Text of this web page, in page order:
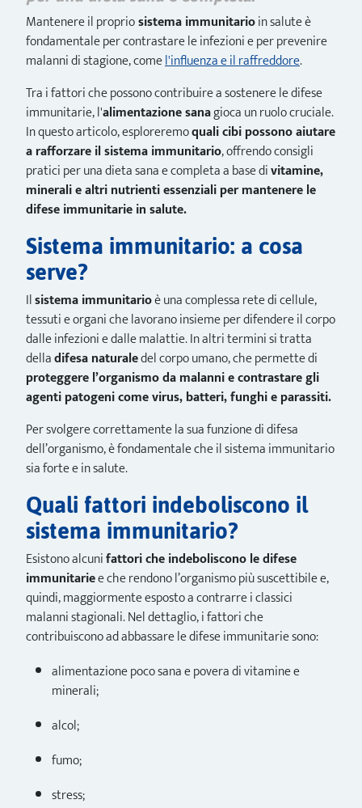
Mantenere il propriosistema immunitarioin salute è
fondamentale per contrastare le infezioni e per prevenire
malanni di stagione, comel'influenza e il raffreddore.
Tra i fattori che possono contribuire a sostenere le difese
immunitarie, l'alimentazione sanagioca un ruolo cruciale.
In questo articolo, esploreremoquali cibi possono aiutare
a rafforzare il sistema immunitario, offrendo consigli
pratici per una dieta sana e completa a base divitamine,
minerali e altri nutrienti essenziali per mantenere le
difese immunitarie in salute.
Sistema immunitario: a cosa
serve?
Ilsistema immunitarioè una complessa rete di cellule,
tessuti e organi che lavorano insieme per difendere il corpo
dalle infezioni e dalle malattie. In altri termini si tratta
delladifesa naturaledel corpo umano, che permette di
proteggere l’organismo da malanni e contrastare gli
agenti patogeni come virus, batteri, funghi e parassiti.
Per svolgere correttamente la sua funzione di difesa
dell’organismo, è fondamentale che il sistema immunitario
sia forte e in salute.
Quali fattori indeboliscono il
sistema immunitario?
Esistono alcunifattori che indeboliscono le difese
immunitariee che rendono l’organismo più suscettibile e,
quindi, maggiormente esposto a contrarre i classici
malanni stagionali. Nel dettaglio, i fattori che
contribuiscono ad abbassare le difese immunitarie sono:
alimentazione poco sana e povera di vitamine e
minerali;
alcol;
fumo;
stress;